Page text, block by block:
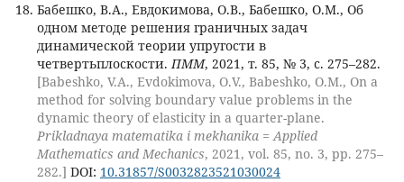
Бабешко, В.А., Евдокимова, О.В., Бабешко, О.М., Об
одном методе решения граничных задач
динамической теории упругости в
четвертьплоскости.ПММ, 2021, т. 85, № 3, с. 275–282.
[Babeshko, V.A., Evdokimova, O.V., Babeshko, O.M., On a
method for solving boundary value problems in the
dynamic theory of elasticity in a quarter-plane.
Prikladnaya matematika i mekhanika = Applied
Mathematics and Mechanics, 2021, vol. 85, no. 3, pp. 275–
282.] DOI: 10.31857/S0032823521030024